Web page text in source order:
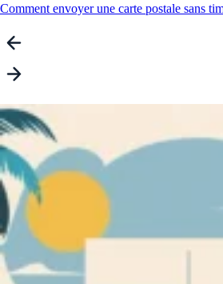
Comment envoyer une carte postale sans